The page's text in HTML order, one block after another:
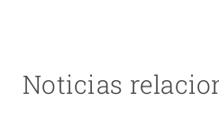
Noticias